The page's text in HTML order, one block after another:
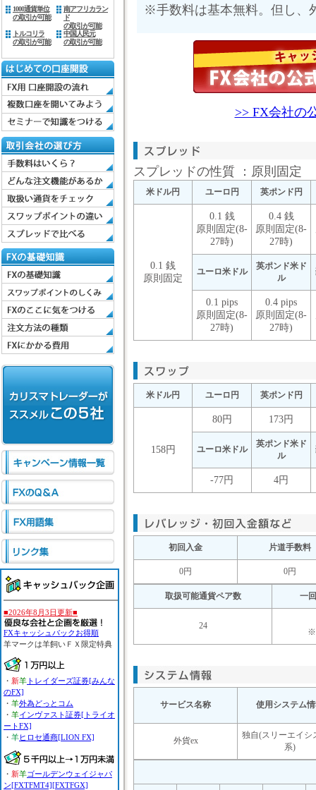
1000通貨単位
の取引が可能
南アフリカラン
ド
の取引が可能
トルコリラ
の取引が可能
中国人民元
の取引が可能
■2026年8月3日更新■
FXキャッシュバックお得順
羊マークは羊飼いＦＸ限定特典
・ 新羊 トレイダーズ証券[みんな
のFX]
・ 羊外為どっとコム
・ 羊インヴァスト証券[トライオ
ートFX]
・ 羊ヒロセ通商[LION FX]
・ 新羊ゴールデンウェイジャパ
ン[FXTFMT4][FXTFGX]
※手数料は基本無料。但し、
>> FX会社の
スプレッドの性質 ：原則固定
米ドル円 ユーロ円 英ポンド円
0.1 銭
原則固定
0.1 銭
原則固定(8-
27時)
0.4 銭
原則固定(8-
27時)
ユーロ米ドル
英ポンド米ド
ル
0.1 pips
原則固定(8-
27時)
0.4 pips
原則固定(8-
27時)
米ドル円 ユーロ円 英ポンド円
158円
80円 173円
ユーロ米ドル
英ポンド米ド
ル
-77円 4円
初回入金 片道手数料
0円 0円
取扱可能通貨ペア数 一
24
サービス名称 使用システム
外貨ex
独自(スリーエイシ
系)